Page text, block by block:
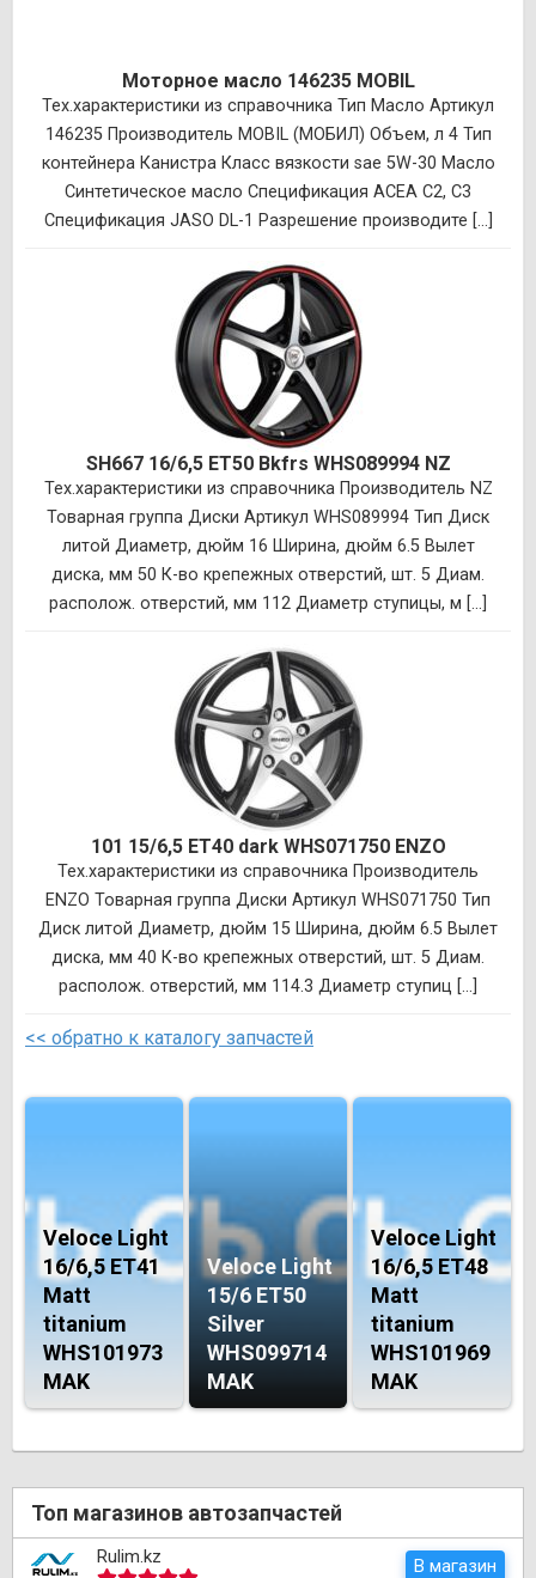
Моторное масло 146235 MOBIL
Тех.характеристики из справочника Тип Масло Артикул
146235 Производитель MOBIL (МОБИЛ) Объем, л 4 Тип
контейнера Канистра Класс вязкости sae 5W-30 Масло
Синтетическое масло Спецификация ACEA C2, C3
Спецификация JASO DL-1 Разрешение производите [...]
SH667 16/6,5 ET50 Bkfrs WHS089994 NZ
Тех.характеристики из справочника Производитель NZ
Товарная группа Диски Артикул WHS089994 Тип Диск
литой Диаметр, дюйм 16 Ширина, дюйм 6.5 Вылет
диска, мм 50 К-во крепежных отверстий, шт. 5 Диам.
располож. отверстий, мм 112 Диаметр ступицы, м [...]
101 15/6,5 ET40 dark WHS071750 ENZO
Тех.характеристики из справочника Производитель
ENZO Товарная группа Диски Артикул WHS071750 Тип
Диск литой Диаметр, дюйм 15 Ширина, дюйм 6.5 Вылет
диска, мм 40 К-во крепежных отверстий, шт. 5 Диам.
располож. отверстий, мм 114.3 Диаметр ступиц [...]
<< обратно к каталогу запчастей
Veloce Light
16/6,5 ET41
Matt
titanium
WHS101973
MAK
Veloce Light
15/6 ET50
Silver
WHS099714
MAK
Veloce Light
16/6,5 ET48
Matt
titanium
WHS101969
MAK
Топ магазинов автозапчастей
Rulim.kz В магазин